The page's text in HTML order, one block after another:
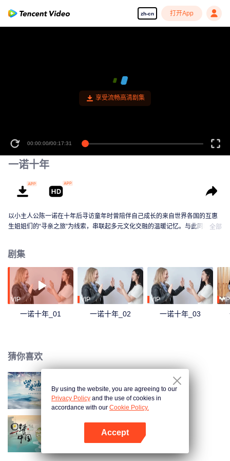
zh-cn 打开App
享受流畅高清剧集
00:00:00/00:17:31
一诺十年
以小主人公陈一诺在十年后寻访童年时曾陪伴自己成长的来自世界各国的互惠
生姐姐们的“寻亲之旅”为线索，串联起多元文化交融的温暖记忆。与此同时，通
代际沟通、理想与现实的差距、如何达到学以致用等社会议题……在十余年的
珍贵影像和重逢的难得时光中凸显着个体成长与时代发展的深刻关联。一个中
国女孩与五洲四海的洋姐姐们的缘分也得以一直延续。纪录片中已经找到的姐
姐们，已与陈一诺相约了下一个十年。“一诺十年”，有望成为一个国际传播的优
质IP。
全部
剧集
VIP
一诺十年_01
VIP
一诺十年_02
VIP
一诺十年_03
VIP
猜你喜欢
柴米油盐之上
早餐中国 第1季
By using the website, you are agreeing to our
Privacy Policy and the use of cookies in
accordance with our Cookie Policy.
Accept